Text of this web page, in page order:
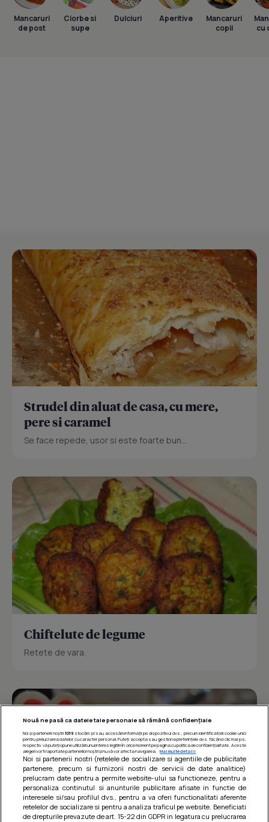
Mancaruri
de post
Ciorbe si
supe
Dulciuri Aperitive
Mancaruri
copii
cu
Strudel din aluat de casa, cu mere,
pere si caramel
Se face repede, usor si este foarte bun...
Chiftelute de legume
Retete de vara.
Nouă ne pasă ca datele tale personale să rămână confidențiale
Noi și partenerii noștri 1019stocăm și/sau accesăm informații pe dispozitivul dvs., precum identificatorii cookie unici
pentru prelucrarea datelor cu caracter personal. Puteți accepta sau gestiona preferințele dvs. făcând clic mai jos,
respectiv vă puteți opune utilizării unui interes legitim în orice moment pe pagina cu politica de confidențialitate. Aceste
alegeri vor fi raportate partenerilor noștri și nu vă vor afecta navigarea.
Mai multe detalii
Noi si partenerii nostri (retelele de socializare si agentiile de publicitate
partenere, precum si furnizorii nostri de servicii de date analitice)
prelucram date pentru a permite website-ului sa functioneze, pentru a
personaliza continutul si anunturile publicitare afisate in functie de
interesele si/sau profilul dvs., pentru a va oferi functionalitati aferente
retelelor de socializare si pentru a analiza traficul pe website. Beneficiati
de drepturile prevazute de art. 15-22 din GDPR in legatura cu prelucrarea